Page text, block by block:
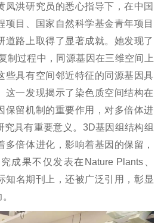
凤洪研究员的悉心指导下，在中国
项目、国家自然科学基金青年项目
道路上取得了显著成就。她发现了
制过程中，同源基因在三维空间上
些具有空间邻近特征的同源基因具
这一发现揭示了染色质空间结构在
保留机制的重要作用，对多倍体进
究具有重要意义。3D基因组结构组
多倍体进化，影响着基因的保留，
成果不仅发表在 Nature Plants
知名期刊上，还被广泛引用，彰显